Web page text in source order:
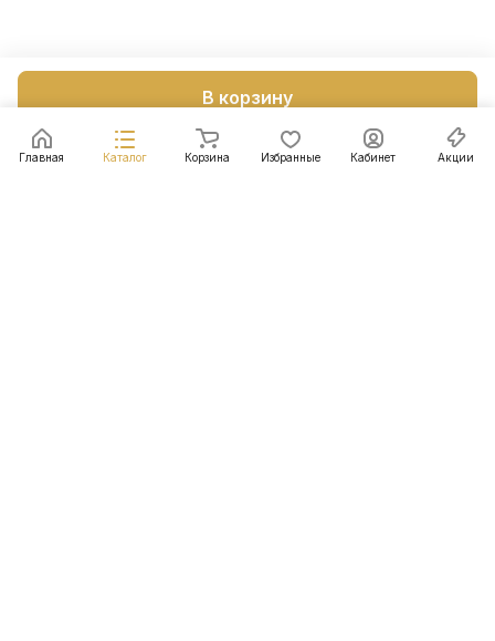
В корзину
Главная Каталог Корзина Избранные Кабинет Акции